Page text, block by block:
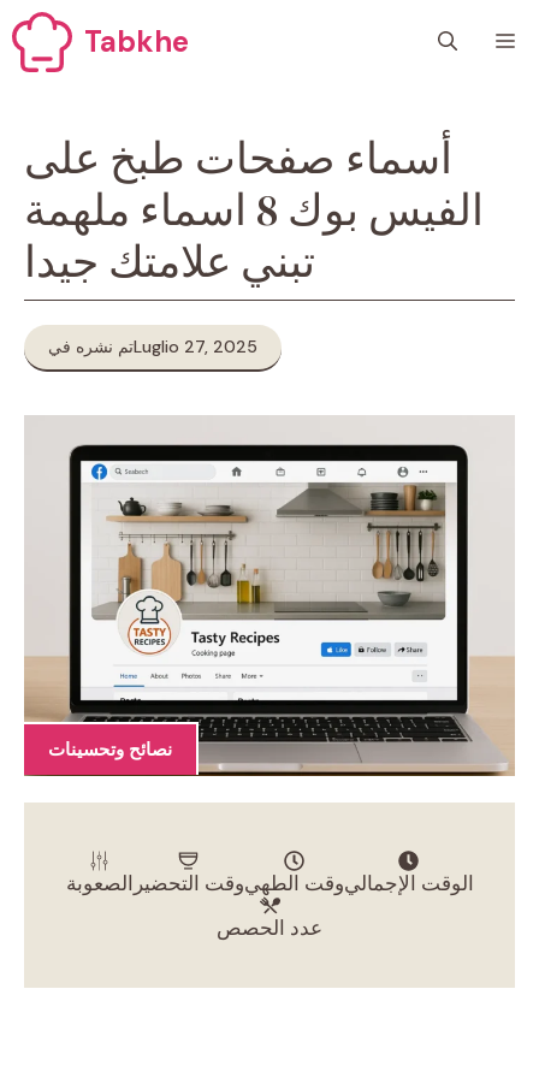
Skip
to
content
Tabkhe
أسماء صفحات طبخ على
الفيس بوك 8 اسماء ملهمة
تبني علامتك جيدا
تم نشره فيLuglio 27, 2025
نصائح وتحسينات
الصعوبة وقت التحضيروقت الطهيالوقت الإجمالي
عدد الحصص